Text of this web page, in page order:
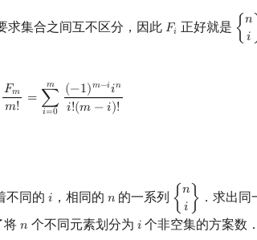
求集合之间互不区分，因此 𝐹𝑖
Fi 正好就是 { 𝑛
𝑖
{n i
𝐹𝑚
𝑚! =
𝑚
∑
𝑖=0
(−1)𝑚−𝑖𝑖𝑛
𝑖!(𝑚 −𝑖)!
=∑i m(−1 m−iini!(m−
不同的 𝑖
i ，相同的 𝑛
n 的一系列 { 𝑛
𝑖 }
{n i
．求出
将𝑛
n 个不同元素划分为 𝑖
i 个非空集的方案数．